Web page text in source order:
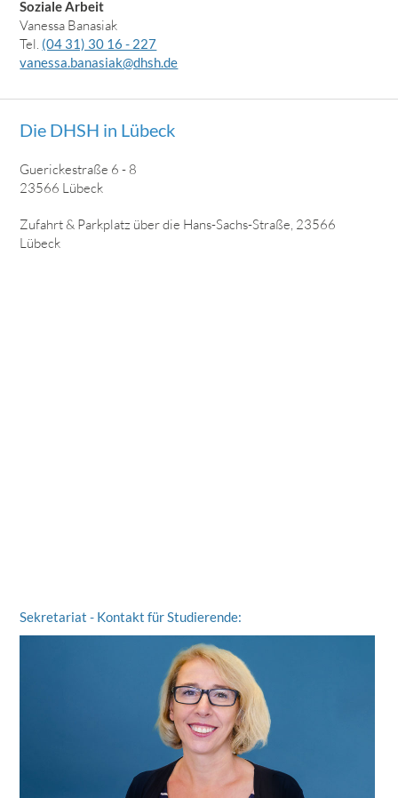
Soziale Arbeit
Vanessa Banasiak
Tel. (04 31) 30 16 - 227
vanessa.banasiak@dhsh.de
Die DHSH in Lübeck
Guerickestraße 6 - 8
23566 Lübeck
Zufahrt & Parkplatz über die Hans-Sachs-Straße, 23566
Lübeck
Sekretariat - Kontakt für Studierende: